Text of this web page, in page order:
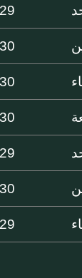
29
30
30
30
29
30
29